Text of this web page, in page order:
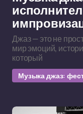
Джаз — это не
мир эмоций,
который
Музыка джаз: